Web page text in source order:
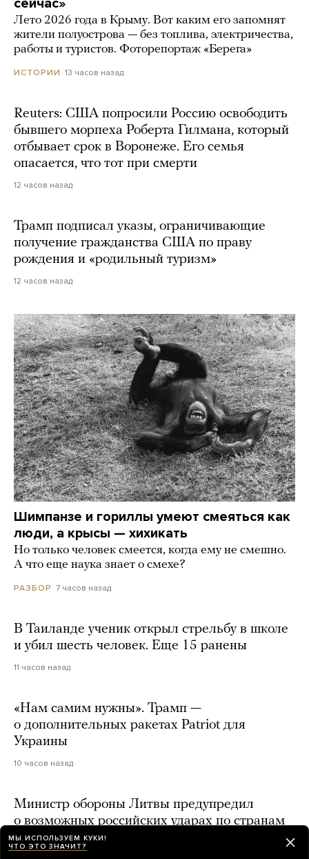
сейчас»
Лето 2026 года в Крыму. Вот каким его запомнят
жители полуострова — без топлива, электричества,
работы и туристов. Фоторепортаж «Берега»
ИСТОРИИ 13 часов назад
Reuters: США попросили Россию освободить
бывшего морпеха Роберта Гилмана, который
отбывает срок в Воронеже. Его семья
опасается, что тот при смерти
12 часов назад
Трамп подписал указы, ограничивающие
получение гражданства США по праву
рождения и «родильный туризм»
12 часов назад
Шимпанзе и гориллы умеют смеяться как
люди, а крысы — хихикать
Но только человек смеется, когда ему не смешно.
А что еще наука знает о смехе?
РАЗБОР 7 часов назад
В Таиланде ученик открыл стрельбу в школе
и убил шесть человек. Еще 15 ранены
11 часов назад
«Нам самим нужны». Трамп —
о дополнительных ракетах Patriot для
Украины
10 часов назад
Министр обороны Литвы предупредил
о возможных российских ударах по странам
Балтийского региона с помощью
захваченных украинских дронов
МЫ ИСПОЛЬЗУЕМ КУКИ!
ЧТО ЭТО ЗНАЧИТ?